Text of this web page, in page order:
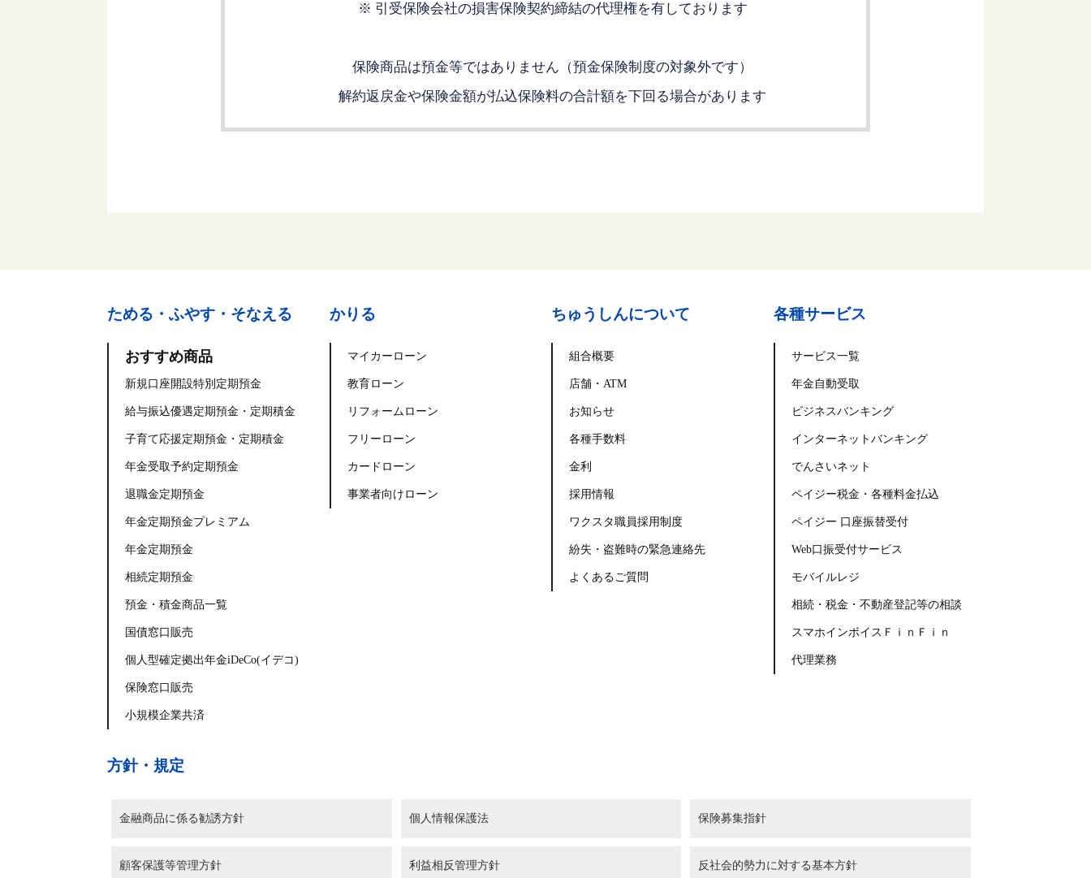
※ 引受保険会社の損害保険契約締結の代理権を有しております
保険商品は預金等ではありません（預金保険制度の対象外です）
解約返戻金や保険金額が払込保険料の合計額を下回る場合があります
ためる・ふやす・そなえる
おすすめ商品
新規口座開設特別定期預金
給与振込優遇定期預金・定期積金
子育て応援定期預金・定期積金
年金受取予約定期預金
退職金定期預金
年金定期預金プレミアム
年金定期預金
相続定期預金
預金・積金商品一覧
国債窓口販売
個人型確定拠出年金iDeCo(イデコ)
保険窓口販売
小規模企業共済
かりる
マイカーローン
教育ローン
リフォームローン
フリーローン
カードローン
事業者向けローン
ちゅうしんについて
組合概要
店舗・ATM
お知らせ
各種手数料
金利
採用情報
ワクスタ職員採用制度
紛失・盗難時の緊急連絡先
よくあるご質問
各種サービス
サービス一覧
年金自動受取
ビジネスバンキング
インターネットバンキング
でんさいネット
ペイジー税金・各種料金払込
ペイジー 口座振替受付
Web口振受付サービス
モバイルレジ
相続・税金・不動産登記等の相談
スマホインボイスＦｉｎＦｉｎ
代理業務
方針・規定
金融商品に係る勧誘方針 個人情報保護法 保険募集指針
顧客保護等管理方針 利益相反管理方針 反社会的勢力に対する基本方針